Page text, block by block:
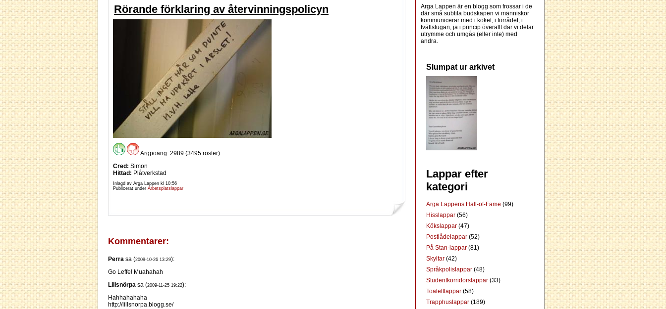
Rörande förklaring av återvinningspolicyn
Argpoäng: 2989 (3495 röster)
Cred: Simon
Hittad: Plåtverkstad
Inlagd av Arga Lappen kl 10:56
Publicerat under Arbetsplatslappar
Kommentarer:
Perra sa (2009-10-26 13:29):
Go Leffe! Muahahah
Lillsnörpa sa (2009-11-25 19:22):
Hahhahahaha
http://lillsnorpa.blogg.se/
Arga Lappen är en blogg som frossar i de
där små subtila budskapen vi människor
kommunicerar med i köket, i förrådet, i
tvättstugan, ja i princip överallt där vi delar
utrymme och umgås (eller inte) med
andra.
Slumpat ur arkivet
Lappar efter
kategori
Arga Lappens Hall-of-Fame (99)
Hisslappar (56)
Kökslappar (47)
Postlådelappar (52)
På Stan-lappar (81)
Skyltar (42)
Språkpolislappar (48)
Studentkorridorslappar (33)
Toalettlappar (58)
Trapphuslappar (189)